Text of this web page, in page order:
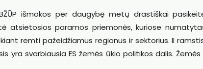
išmokos per daugybę metų drastiškai
atsietosios paramos priemonės, kuriose
remti pažeidžiamus regionus ir sektorius. II
yra svarbiausia ES žemės ūkio politikos dalis.